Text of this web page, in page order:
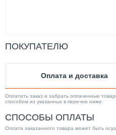
ПОКУПАТЕЛЮ
Оплата и доставка
Оплатить заказ и забрать оплаченные
способом из указанных в перечне ниже.
СПОСОБЫ ОПЛАТЫ
Оплата заказанного товара может быть